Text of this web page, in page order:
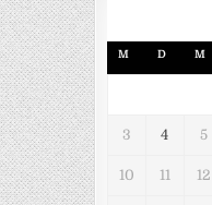
M D M
3 4 5
10 11 12